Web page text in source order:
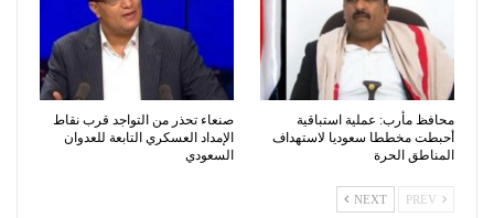
محافظ مأرب: عملية استباقية
أحبطت مخططا سعوديا لاستهداف
المناطق الحرة
صنعاء تحذر من التواجد قرب نقاط
الإمداد العسكري التابعة للعدوان
السعودي
NEXT